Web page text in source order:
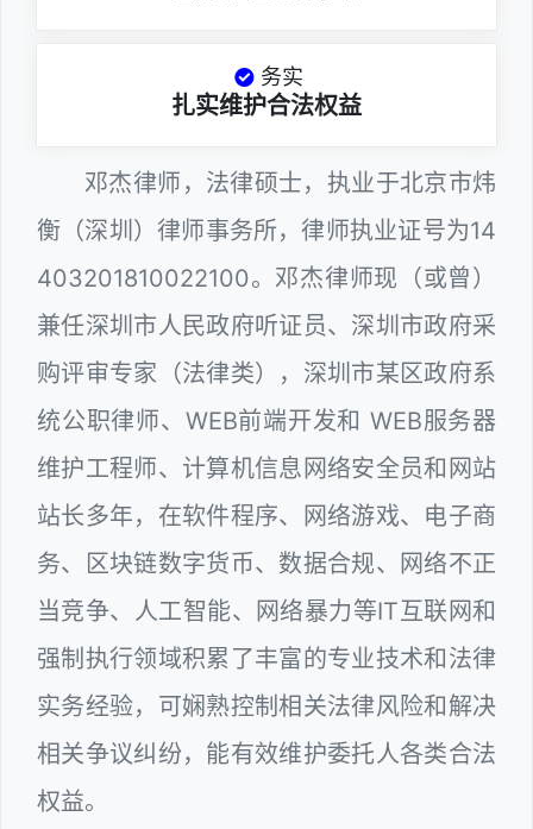
务实
扎实维护合法权益
邓杰律师，法律硕士，执业于北京市炜
衡（深圳）律师事务所，律师执业证号为14
403201810022100。邓杰律师现（或曾）
兼任深圳市人民政府听证员、深圳市政府采
购评审专家（法律类），深圳市某区政府系
统公职律师、WEB前端开发和 WEB服务器
维护工程师、计算机信息网络安全员和网站
站长多年，在软件程序、网络游戏、电子商
务、区块链数字货币、数据合规、网络不正
当竞争、人工智能、网络暴力等IT互联网和
强制执行领域积累了丰富的专业技术和法律
实务经验，可娴熟控制相关法律风险和解决
相关争议纠纷，能有效维护委托人各类合法
权益。